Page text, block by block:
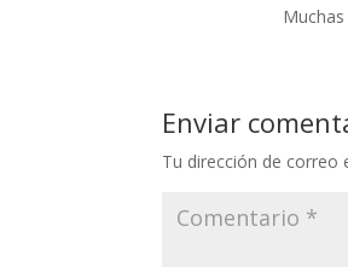
Enviar
Tu dirección de correo